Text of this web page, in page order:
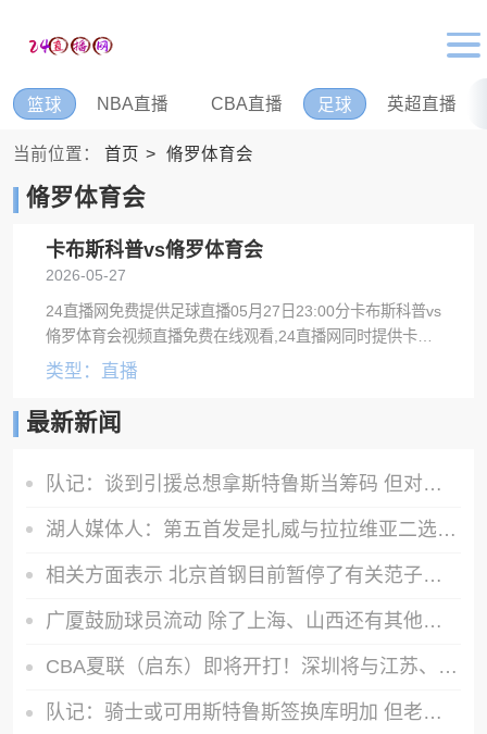
篮球 NBA直播 CBA直播 足球 英超直播
当前位置： 首页 脩罗体育会
脩罗体育会
卡布斯科普vs脩罗体育会
2026-05-27
24直播网免费提供足球直播05月27日23:00分卡布斯科普vs
脩罗体育会视频直播免费在线观看,24直播网同时提供卡布
斯科普vs脩罗体育会录像回放及视频集锦等。
类型：直播
最新新闻
队记：谈到引援总想拿斯特鲁斯当筹码 但对方其实可能看不上他
湖人媒体人：第五首发是扎威与拉拉维亚二选一 马穆适合打替补
相关方面表示 北京首钢目前暂停了有关范子铭的可能交易操作
广厦鼓励球员流动 除了上海、山西还有其他球队询问胡金秋的情况
CBA夏联（启东）即将开打！深圳将与江苏、青岛、广厦进行较量
队记：骑士或可用斯特鲁斯签换库明加 但老鹰不缺这种侧翼球员